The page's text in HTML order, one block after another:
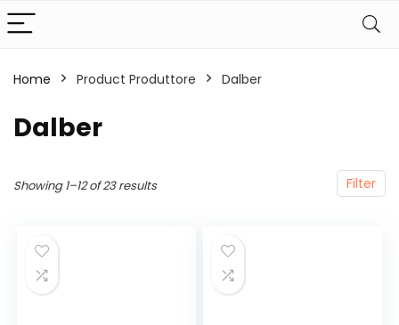
Home Product Produttore ‎Dalber
‎Dalber
Filter
Showing 1–12 of 23 results